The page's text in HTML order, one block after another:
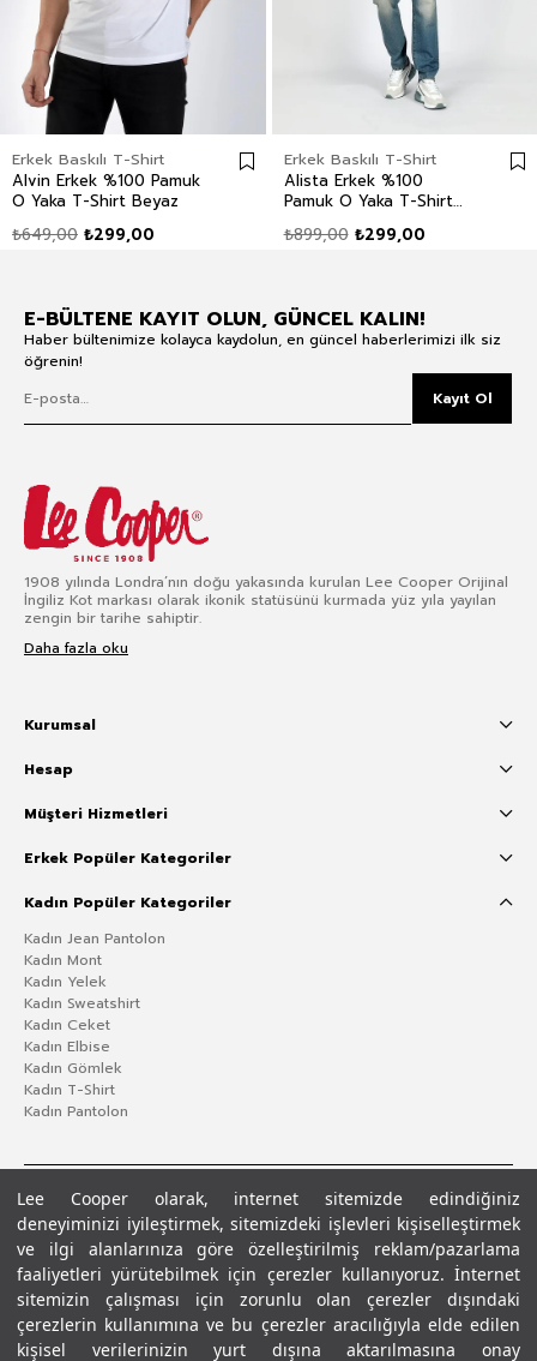
Lee Cooper olarak, internet sitemizde edindiğiniz
deneyiminizi iyileştirmek, sitemizdeki işlevleri kişiselleştirmek
ve ilgi alanlarınıza göre özelleştirilmiş reklam/pazarlama
faaliyetleri yürütebilmek için çerezler kullanıyoruz. İnternet
sitemizin çalışması için zorunlu olan çerezler dışındaki
çerezlerin kullanımına ve bu çerezler aracılığıyla elde edilen
kişisel verilerinizin yurt dışına aktarılmasına onay
Erkek Baskılı T-Shirt
Alvin Erkek %100 Pamuk
O Yaka T-Shirt Beyaz
₺299,00
₺649,00
Erkek Baskılı T-Shirt
Alista Erkek %100
Pamuk O Yaka T-Shirt
₺299,00
₺899,00
E-BÜLTENE KAYIT OLUN, GÜNCEL KALIN!
Haber bültenimize kolayca kaydolun, en güncel haberlerimizi ilk siz
öğrenin!
Kayıt Ol
1908 yılında Londra’nın doğu yakasında kurulan Lee Cooper Orijinal
İngiliz Kot markası olarak ikonik statüsünü kurmada yüz yıla yayılan
zengin bir tarihe sahiptir.
Daha fazla oku
Kurumsal
Hesap
Müşteri Hizmetleri
Erkek Popüler Kategoriler
Kadın Popüler Kategoriler
Kadın Jean Pantolon
Kadın Mont
Kadın Yelek
Kadın Sweatshirt
Kadın Ceket
Kadın Elbise
Kadın Gömlek
Kadın T-Shirt
Kadın Pantolon
Gizlilik PolitikasıÇerez Politikası KVKK Aydınlatma MetniŞartlar ve Koşullar
© 2026 Leecooper - Tüm Hakları Saklıdır.